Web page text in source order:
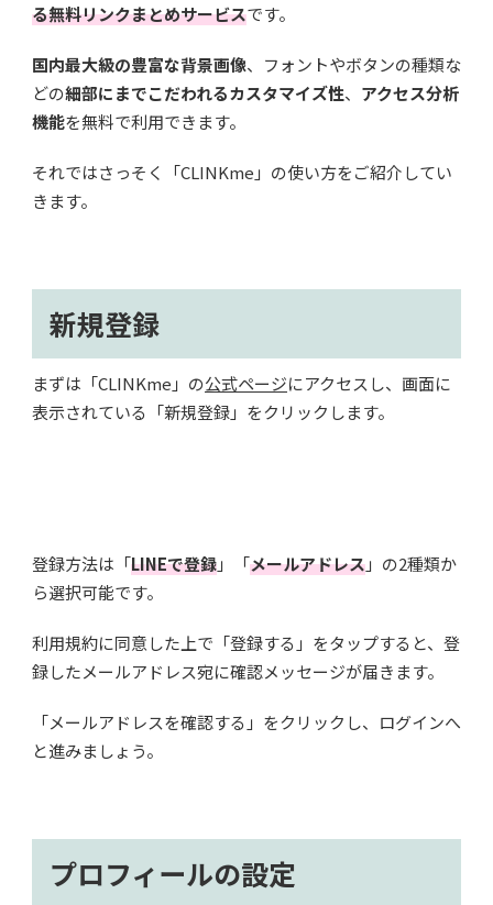
る無料リンクまとめサービスです。
国内最大級の豊富な背景画像、フォントやボタンの種類な
どの細部にまでこだわれるカスタマイズ性、 アクセス分析
機能を無料で利用できます。
それではさっそく「CLINKme」の使い方をご紹介してい
きます。
新規登録
まずは「CLINKme」の公式ページにアクセスし、画面に
表示されている「新規登録」をクリックします。
登録方法は「LINEで登録」「メールアドレス」の2種類か
ら選択可能です。
利用規約に同意した上で「登録する」をタップすると、登
録したメールアドレス宛に確認メッセージが届きます。
「メールアドレスを確認する」をクリックし、ログインへ
と進みましょう。
プロフィールの設定